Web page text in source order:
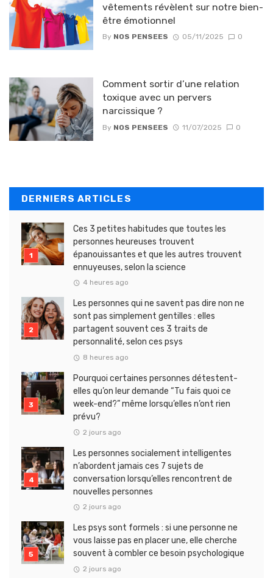
vêtements révèlent sur notre bien-
être émotionnel
By NOS PENSEES 05/11/2025 0
Comment sortir d’une relation
toxique avec un pervers
narcissique ?
By NOS PENSEES 11/07/2025 0
DERNIERS ARTICLES
Ces 3 petites habitudes que toutes les
personnes heureuses trouvent
épanouissantes et que les autres trouvent
ennuyeuses, selon la science
4 heures ago
Les personnes qui ne savent pas dire non ne
sont pas simplement gentilles : elles
partagent souvent ces 3 traits de
personnalité, selon ces psys
8 heures ago
Pourquoi certaines personnes détestent-
elles qu’on leur demande “Tu fais quoi ce
week-end?” même lorsqu’elles n’ont rien
prévu?
2 jours ago
Les personnes socialement intelligentes
n’abordent jamais ces 7 sujets de
conversation lorsqu’elles rencontrent de
nouvelles personnes
2 jours ago
Les psys sont formels : si une personne ne
vous laisse pas en placer une, elle cherche
souvent à combler ce besoin psychologique
2 jours ago